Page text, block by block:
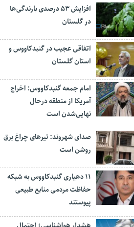
افزایش ۵۳ درصدی بارندگی‌ها
در گلستان
اتفاقی عجیب در‌ گنبدکاووس و
استان گلستان
امام جمعه گنبدکاووس: اخراج
آمریکا از منطقه درحال
نهایی‌شدن است
صدای شهروند: تیرهای چراغ برق
روشن است
۱۱ دهیاری گنبدکاووس به شبکه
حفاظت مردمی منابع طبیعی
پیوستند